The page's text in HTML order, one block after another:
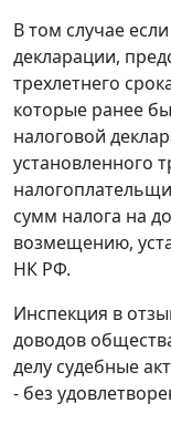
В том случае
декларации,
трехлетнего
которые ранее
налоговой
установленного
сумм налога на
возмещению,
НК РФ.
Инспекция в
доводов
делу судебные
- без